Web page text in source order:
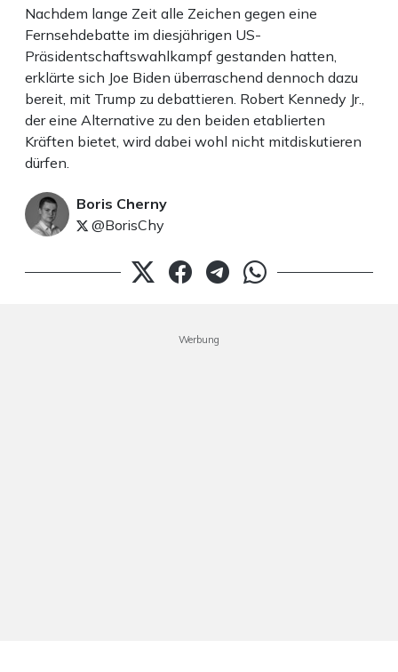
Nachdem lange Zeit alle Zeichen gegen eine
Fernsehdebatte im diesjährigen US-
Präsidentschaftswahlkampf gestanden hatten,
erklärte sich Joe Biden überraschend dennoch dazu
bereit, mit Trump zu debattieren. Robert Kennedy Jr.,
der eine Alternative zu den beiden etablierten
Kräften bietet, wird dabei wohl nicht mitdiskutieren
dürfen.
Boris Cherny
@BorisChy
Werbung